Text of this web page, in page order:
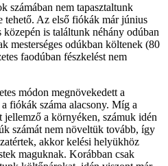
számában nem tapasztaltunk
tehető. Az első fiókák már június
is találtunk néhány odúban
mesterséges odúkban költenek (80
faodúban fészkelést nem
módon megnövekedett a
fiókák száma alacsony. Míg a
a környéken, számuk idén
számát nem növeltük tovább, így
akkor kelési helyükhöz
maguknak. Korábban csak